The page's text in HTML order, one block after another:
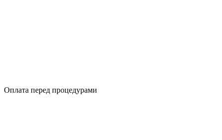
Оплата перед процедурами